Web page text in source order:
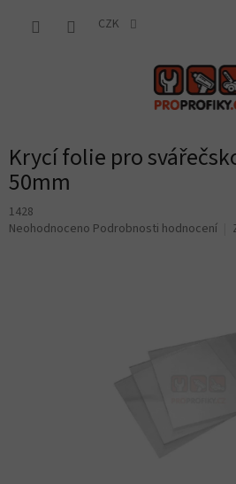
CZK
Krycí folie pro
50mm
1428
Průměrné
Neohodnoceno Podrobnosti hodnocení